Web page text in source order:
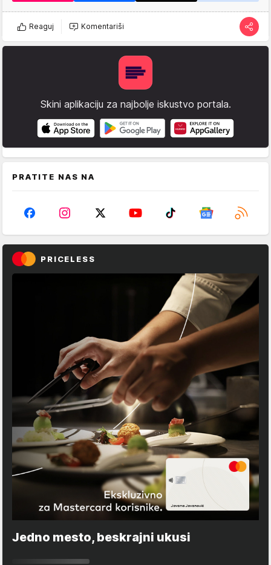
Reaguj Komentariši
Skini aplikaciju za najbolje iskustvo portala.
PRATITE NAS NA
PRICELESS
Jedno mesto, beskrajni ukusi